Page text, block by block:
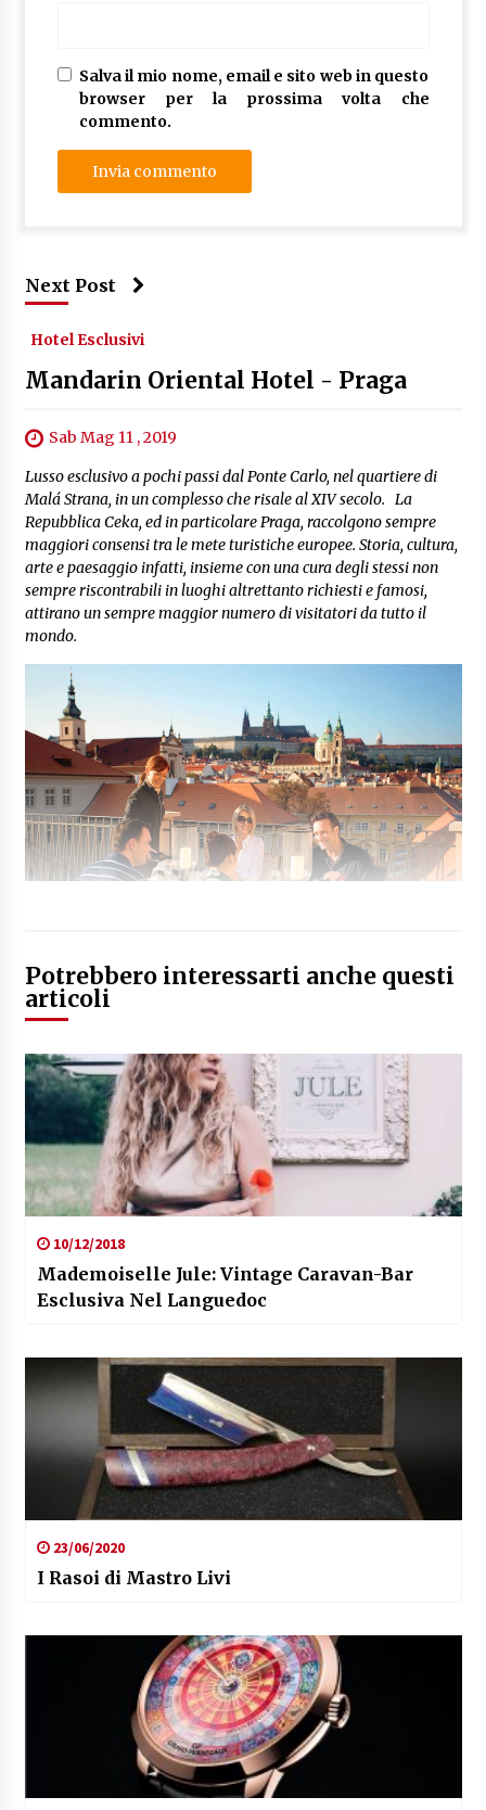
Salva il mio nome, email e sito web in questo
browser per la prossima volta che
commento.
Next Post
Hotel Esclusivi
Mandarin Oriental Hotel - Praga
Sab Mag 11 , 2019
Lusso esclusivo a pochi passi dal Ponte Carlo, nel quartiere di
Malá Strana, in un complesso che risale al XIV secolo. La
Repubblica Ceka, ed in particolare Praga, raccolgono sempre
maggiori consensi tra le mete turistiche europee. Storia, cultura,
arte e paesaggio infatti, insieme con una cura degli stessi non
sempre riscontrabili in luoghi altrettanto richiesti e famosi,
attirano un sempre maggior numero di visitatori da tutto il
mondo.
Potrebbero interessarti anche questi
articoli
10/12/2018
Mademoiselle Jule: Vintage Caravan-Bar
Esclusiva Nel Languedoc
23/06/2020
I Rasoi di Mastro Livi